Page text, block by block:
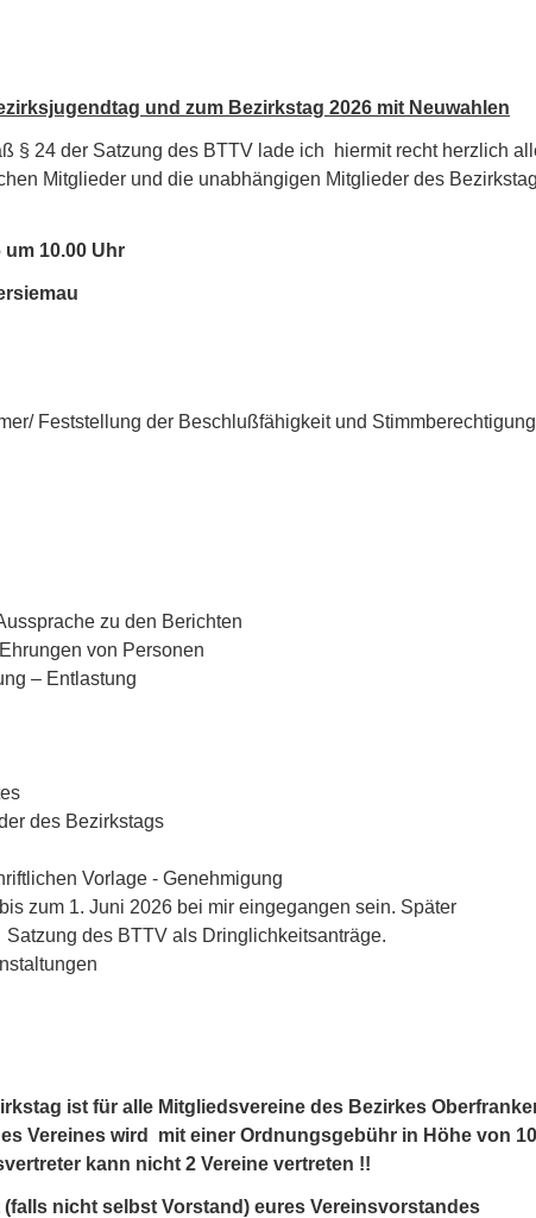
und zum Bezirkstag 2026 mit Neuwahlen
§ 24 der Satzung des BTTV lade ich hiermit recht herzlich
Mitglieder und die unabhängigen Mitglieder des
10.00 Uhr
Feststellung der Beschlußfähigkeit und Stimmberechtigung
zu den Berichten
von Personen
– Entlastung
des Bezirkstags
Vorlage - Genehmigung
zum 1. Juni 2026 bei mir eingegangen sein. Später
des BTTV als Dringlichkeitsanträge.
ist für alle Mitgliedsvereine des Bezirkes
Vereines wird mit einer Ordnungsgebühr in Höhe von
kann nicht 2 Vereine vertreten !!
nicht selbst Vorstand) eures Vereinsvorstandes